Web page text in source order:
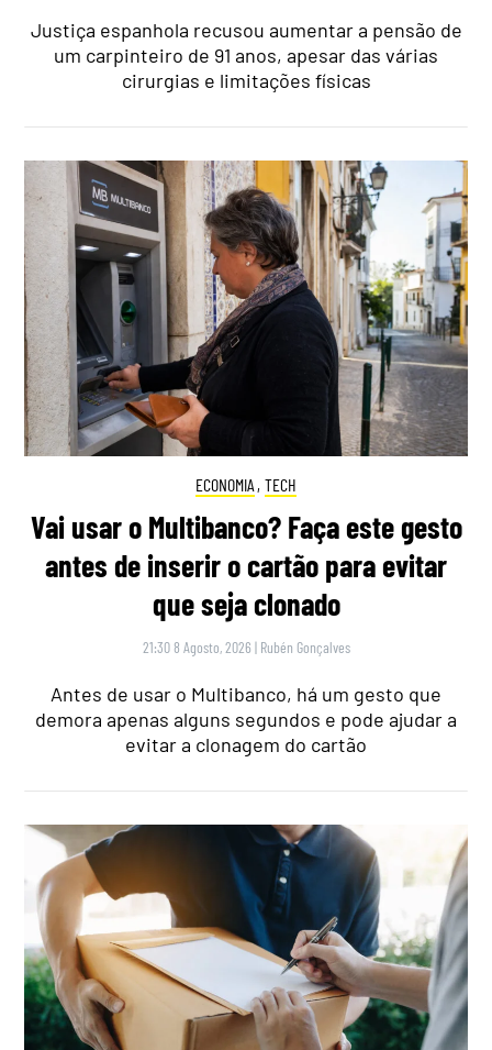
Justiça espanhola recusou aumentar a pensão de
um carpinteiro de 91 anos, apesar das várias
cirurgias e limitações físicas
ECONOMIA , TECH
Vai usar o Multibanco? Faça este gesto
antes de inserir o cartão para evitar
que seja clonado
21:30 8 Agosto, 2026 | Rubén Gonçalves
Antes de usar o Multibanco, há um gesto que
demora apenas alguns segundos e pode ajudar a
evitar a clonagem do cartão